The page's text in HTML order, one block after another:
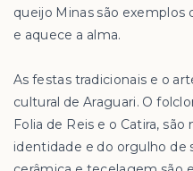
queijo Minas são exemplos
e aquece a alma.
As festas tradicionais e o
cultural de Araguari. O
Folia de Reis e o Catira,
identidade e do orgulho de